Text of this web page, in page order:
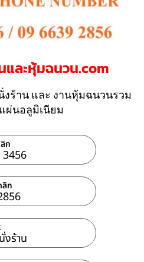
ละหุ้มฉนวน.com
งร้าน และ งานหุ้มฉนวนรวม
ผ่นอลูมิเนียม
ก
ลิก
ร้าน